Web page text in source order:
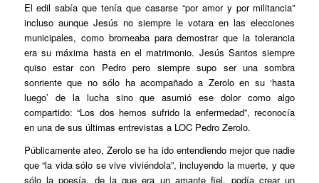
El edil sabía que tenía que casarse “por amor y por militancia”
incluso aunque Jesús no siempre le votara en las elecciones
municipales, como bromeaba para demostrar que la tolerancia
era su máxima hasta en el matrimonio. Jesús Santos siempre
quiso estar con Pedro pero siempre supo ser una sombra
sonriente que no sólo ha acompañado a Zerolo en su ‘hasta
luego’ de la lucha sino que asumió ese dolor como algo
compartido: “Los dos hemos sufrido la enfermedad”, reconocía
en una de sus últimas entrevistas a LOC Pedro Zerolo.
Públicamente ateo, Zerolo se ha ido entendiendo mejor que nadie
que “la vida sólo se vive viviéndola”, incluyendo la muerte, y que
sólo la poesía, de la que era un amante fiel, podía crear un